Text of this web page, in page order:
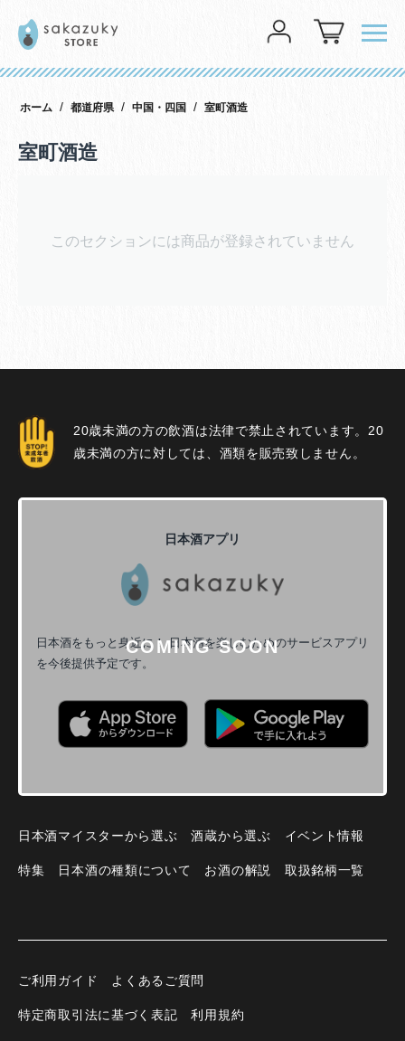
ログイン メニ
ホーム / 都道府県 / 中国・四国 / 室町酒造
室町酒造
このセクションには商品が登録されていません
20歳未満の方の飲酒は法律で禁止されています。20
歳未満の方に対しては、酒類を販売致しません。
日本酒アプリ
日本酒をもっと身近に！日本酒を楽しむためのサービスアプリ
を今後提供予定です。
日本酒マイスターから選ぶ 酒蔵から選ぶ イベント情報
特集 日本酒の種類について お酒の解説 取扱銘柄一覧
ご利用ガイド よくあるご質問
特定商取引法に基づく表記 利用規約